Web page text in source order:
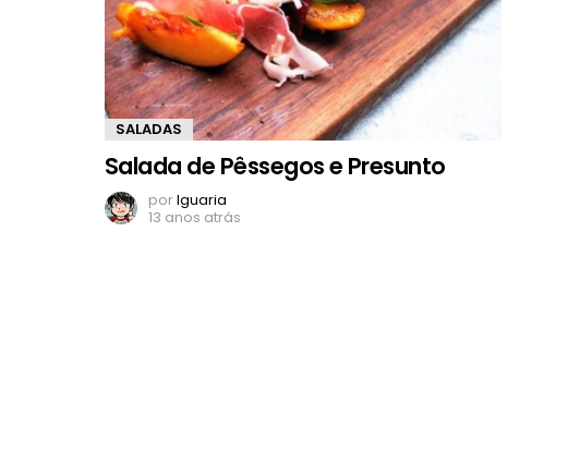
SALADAS
Salada de Pêssegos e Presunto
porIguaria
13 anos atrás